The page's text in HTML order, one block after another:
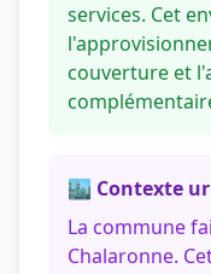
services. Cet
couverture et
🏙️ Contexte
La commune
Chalaronne.